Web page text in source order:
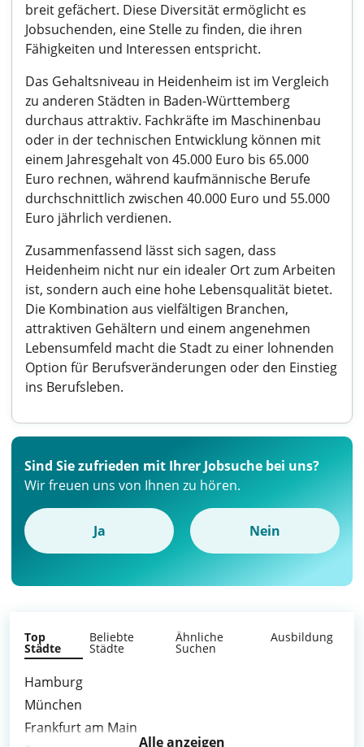
breit gefächert. Diese Diversität ermöglicht es
Jobsuchenden, eine Stelle zu finden, die ihren
Fähigkeiten und Interessen entspricht.
Das Gehaltsniveau in Heidenheim ist im Vergleich
zu anderen Städten in Baden-Württemberg
durchaus attraktiv. Fachkräfte im Maschinenbau
oder in der technischen Entwicklung können mit
einem Jahresgehalt von 45.000 Euro bis 65.000
Euro rechnen, während kaufmännische Berufe
durchschnittlich zwischen 40.000 Euro und 55.000
Euro jährlich verdienen.
Zusammenfassend lässt sich sagen, dass
Heidenheim nicht nur ein idealer Ort zum Arbeiten
ist, sondern auch eine hohe Lebensqualität bietet.
Die Kombination aus vielfältigen Branchen,
attraktiven Gehältern und einem angenehmen
Lebensumfeld macht die Stadt zu einer lohnenden
Option für Berufsveränderungen oder den Einstieg
ins Berufsleben.
Sind Sie zufrieden mit Ihrer Jobsuche bei uns?
Wir freuen uns von Ihnen zu hören.
Ja Nein
Top
Städte
Beliebte
Städte
Ähnliche
Suchen
Ausbildung
Hamburg
München
Frankfurt am Main
Alle anzeigen